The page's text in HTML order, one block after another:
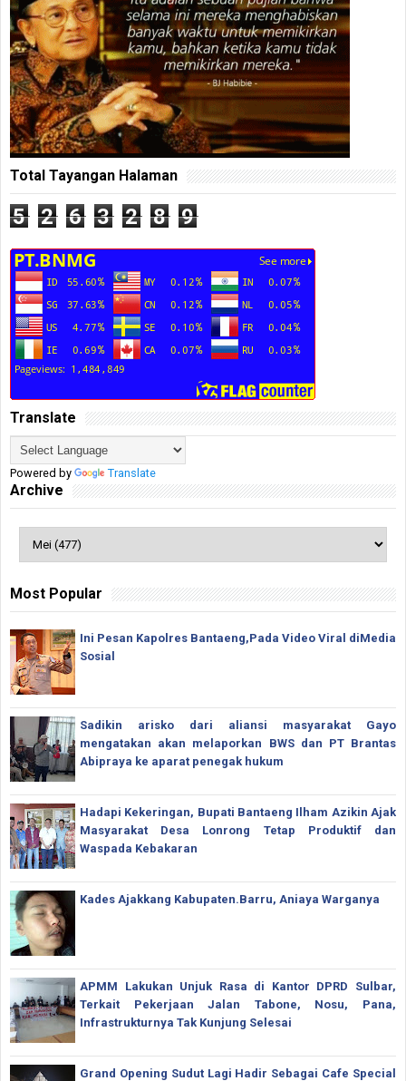
Total Tayangan Halaman
5 2 6 3 2 8 9
Translate
Powered by Translate
Archive
Most Popular
Ini Pesan Kapolres Bantaeng,Pada Video Viral diMedia
Sosial
Sadikin arisko dari aliansi masyarakat Gayo
mengatakan akan melaporkan BWS dan PT Brantas
Abipraya ke aparat penegak hukum
Hadapi Kekeringan, Bupati Bantaeng Ilham Azikin Ajak
Masyarakat Desa Lonrong Tetap Produktif dan
Waspada Kebakaran
Kades Ajakkang Kabupaten.Barru, Aniaya Warganya
APMM Lakukan Unjuk Rasa di Kantor DPRD Sulbar,
Terkait Pekerjaan Jalan Tabone, Nosu, Pana,
Infrastrukturnya Tak Kunjung Selesai
Grand Opening Sudut Lagi Hadir Sebagai Cafe Special